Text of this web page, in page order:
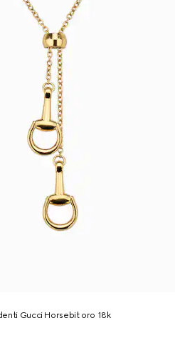
Gucci Horsebit oro 18k